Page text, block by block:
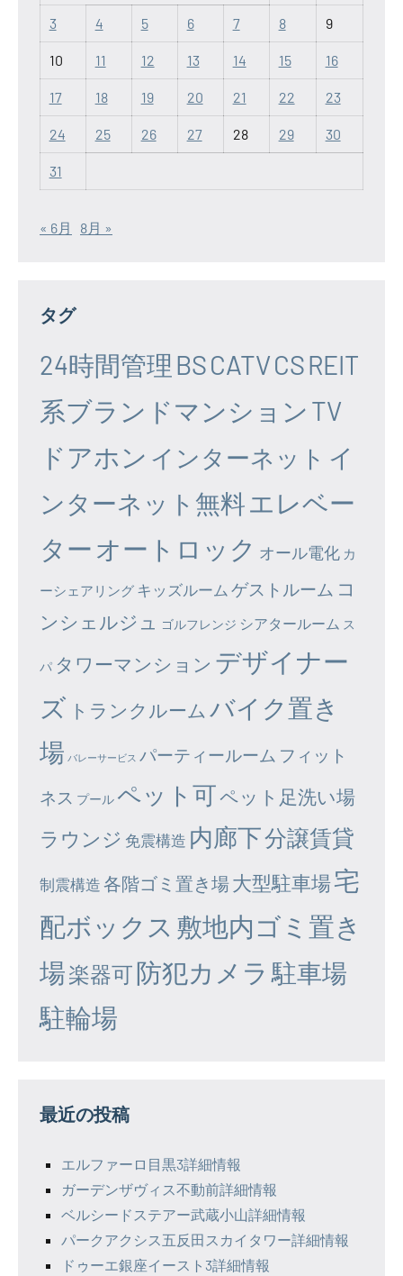
3 4 5 6 7 8 9
10 11 12 13 14 15 16
17 18 19 20 21 22 23
24 25 26 27 28 29 30
31
« 6月 8月 »
タグ
24時間管理 BSCATVCSREIT
系ブランドマンション TV
ドアホン インターネット イ
ンターネット無料エレベー
ター オートロック オール電化 カ
ーシェアリング キッズルーム ゲストルーム コ
ンシェルジュ
ゴルフレンジ シアタールーム ス
パ タワーマンション デザイナー
ズ トランクルーム バイク置き
場 バレーサービス パーティールーム フィット
ネス プール ペット可ペット足洗い場
ラウンジ 免震構造 内廊下分譲賃貸
制震構造 各階ゴミ置き場大型駐車場宅
配ボックス 敷地内ゴミ置き
場楽器可防犯カメラ 駐車場
駐輪場
最近の投稿
エルファーロ目黒3詳細情報
ガーデンザヴィス不動前詳細情報
ベルシードステアー武蔵小山詳細情報
パークアクシス五反田スカイタワー詳細情報
ドゥーエ銀座イースト3詳細情報